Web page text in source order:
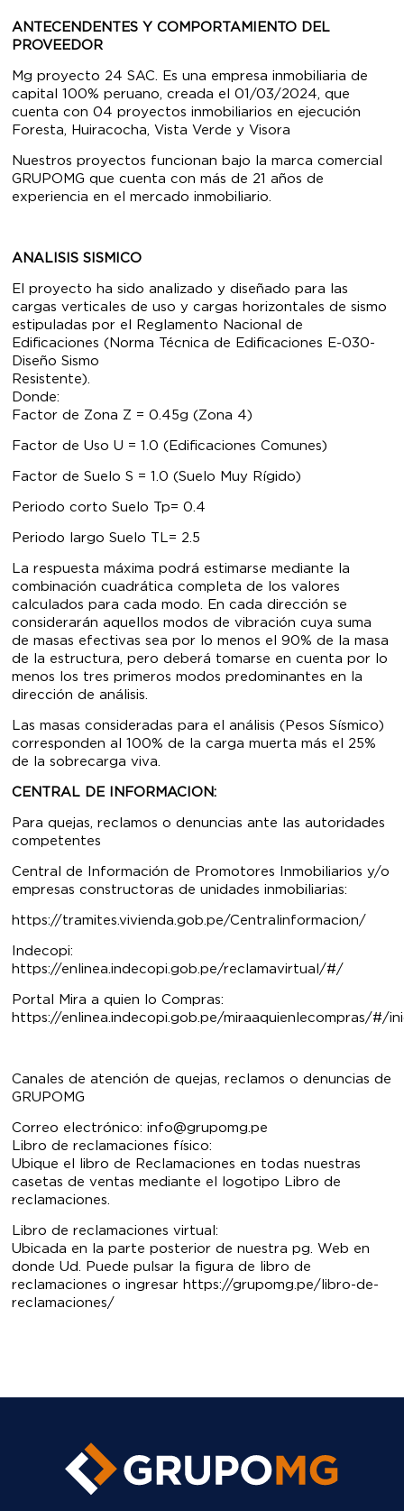
ANTECENDENTES Y COMPORTAMIENTO DEL
PROVEEDOR
Mg proyecto 24 SAC. Es una empresa inmobiliaria de
capital 100% peruano, creada el 01/03/2024, que
cuenta con 04 proyectos inmobiliarios en ejecución
Foresta, Huiracocha, Vista Verde y Visora
Nuestros proyectos funcionan bajo la marca comercial
GRUPOMG que cuenta con más de 21 años de
experiencia en el mercado inmobiliario.
ANALISIS SISMICO
El proyecto ha sido analizado y diseñado para las
cargas verticales de uso y cargas horizontales de sismo
estipuladas por el Reglamento Nacional de
Edificaciones (Norma Técnica de Edificaciones E-030-
Diseño Sismo
Factor de Zona Z = 0.45g (Zona 4)
Factor de Uso U = 1.0 (Edificaciones Comunes)
Factor de Suelo S = 1.0 (Suelo Muy Rígido)
Periodo corto Suelo Tp= 0.4
Periodo largo Suelo TL= 2.5
La respuesta máxima podrá estimarse mediante la
combinación cuadrática completa de los valores
calculados para cada modo. En cada dirección se
considerarán aquellos modos de vibración cuya suma
de masas efectivas sea por lo menos el 90% de la masa
de la estructura, pero deberá tomarse en cuenta por lo
menos los tres primeros modos predominantes en la
dirección de análisis.
Las masas consideradas para el análisis (Pesos Sísmico)
corresponden al 100% de la carga muerta más el 25%
de la sobrecarga viva.
CENTRAL DE INFORMACION:
Para quejas, reclamos o denuncias ante las autoridades
competentes
Central de Información de Promotores Inmobiliarios y/o
empresas constructoras de unidades inmobiliarias:
https://tramites.vivienda.gob.pe/Centralinformacion/
Indecopi:
https://enlinea.indecopi.gob.pe/reclamavirtual/#/
Portal Mira a quien lo Compras:
https://enlinea.indecopi.gob.pe/miraaquienlecompras/#/
Canales de atención de quejas, reclamos o denuncias de
GRUPOMG
Correo electrónico: info@grupomg.pe
Libro de reclamaciones físico:
Ubique el libro de Reclamaciones en todas nuestras
casetas de ventas mediante el logotipo Libro de
reclamaciones.
Libro de reclamaciones virtual:
Ubicada en la parte posterior de nuestra pg. Web en
donde Ud. Puede pulsar la figura de libro de
reclamaciones o ingresar https://grupomg.pe/libro-de-
reclamaciones/